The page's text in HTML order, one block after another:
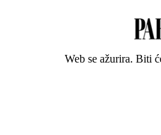
Web se ažurira. Biti